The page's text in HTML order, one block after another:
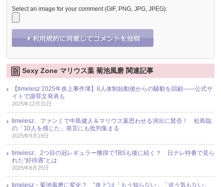
Select an image for your comment (GIF, PNG, JPG, JPEG):
Sexy Zone マリウス葉 菊池風磨 関連記事
【timelesz 2025年炎上事件簿】8人体制始動後からの騒動を回顧――公式サ
イトで謝罪文発表も
2025年12月31日
timelesz、ファンミで中島健人＆マリウス葉思わせる演出に賛否！ 松島聡
の「10人を感じた」発言にも批判集まる
2025年9月19日
timelesz、2つ目の冠レギュラー獲得でTBSも後に続く？ 日テレ特番で見ら
れた“好待遇”とは
2025年8月25日
timelesz・菊池風磨に変化？ “炎上”は「もう知らない」「追う気もない」